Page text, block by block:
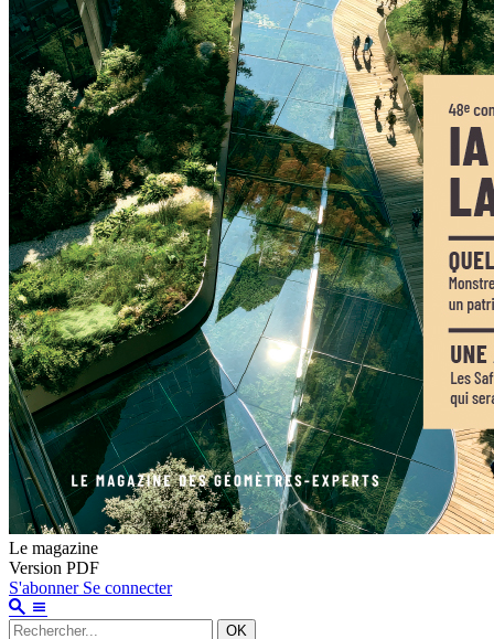
Le magazine
Version PDF
S'abonner Se connecter
OK